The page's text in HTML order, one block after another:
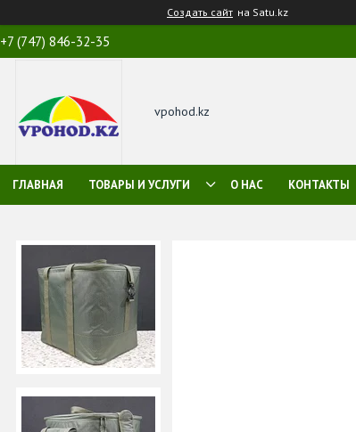
Создать сайт на Satu.kz
+7 (747) 846-32-35
vpohod.kz
ГЛАВНАЯ ТОВАРЫ И УСЛУГИ О НАС КОНТАКТЫ